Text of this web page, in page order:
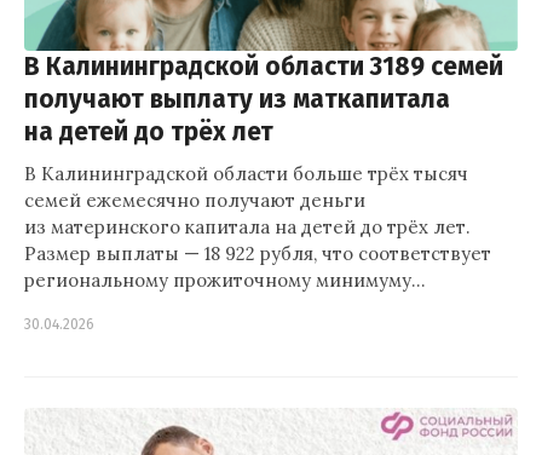
В Калининградской области 3189 семей
получают выплату из маткапитала
на детей до трёх лет
В Калининградской области больше трёх тысяч
семей ежемесячно получают деньги
из материнского капитала на детей до трёх лет.
Размер выплаты — 18 922 рубля, что соответствует
региональному прожиточному минимуму…
30.04.2026